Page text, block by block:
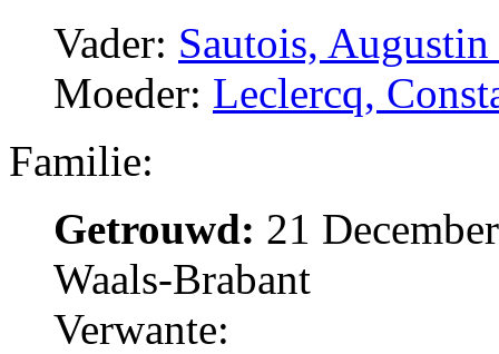
Vader: Sautois,
Moeder: Leclercq,
Familie:
Getrouwd: 21
Waals-Brabant
Verwante: